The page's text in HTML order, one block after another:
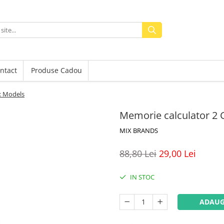
Produse Cadou
Models
Memorie calculator 2
MIX BRANDS
88,80 Lei 29,00 Lei
IN STOC